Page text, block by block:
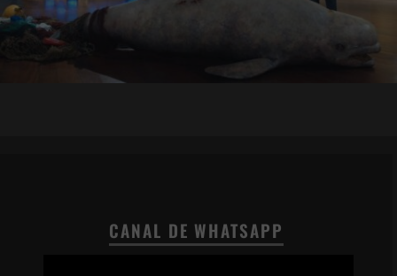
CANAL DE WHATSAPP